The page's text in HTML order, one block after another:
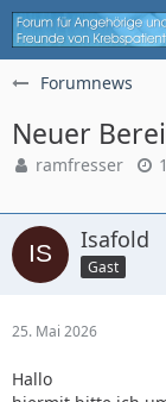
Forumnews
Neuer
ramfresser
Isafold
Gast
25. Mai 2026
Hallo